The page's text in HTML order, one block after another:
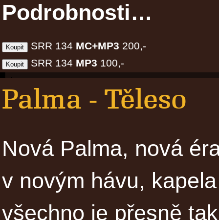
Podrobnosti…
SRR 134 MC+MP3 200,-
SRR 134 MP3 100,-
Palma - Těleso
Nová Palma, nová
v novým hávu,
všechno je přesně